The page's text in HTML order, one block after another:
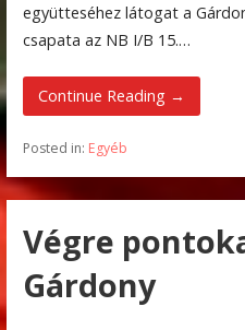
együtteséhez látogat a
csapata az NB I/B 15.…
Continue Reading →
Posted in: Egyéb
Végre
Gárdony